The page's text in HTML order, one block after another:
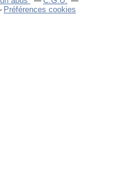
Préférences cookies